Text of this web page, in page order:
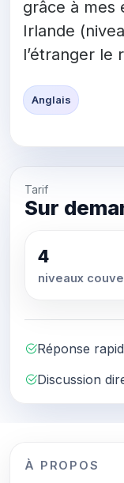
grâce à mes
Irlande
l’étranger le
Anglais
Tarif
Sur
4
niveaux
Réponse
Discussion
À PROPOS